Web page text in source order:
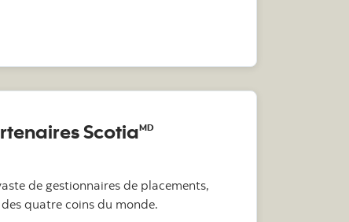
Sélection Scotia
ScotiaMD
de gestionnaires de placements,
quatre coins du monde.